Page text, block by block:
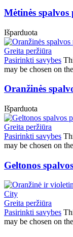
Mėtinės
Išparduota
Greita peržiūra
Pasirinkti savybes
may be chosen on
Oranžinės
Išparduota
Greita peržiūra
Pasirinkti savybes
may be chosen on
Geltonos
Greita peržiūra
Pasirinkti savybes
may be chosen on